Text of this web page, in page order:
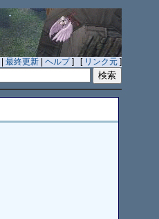
|最終更新 |ヘルプ] [ リンク元 ]